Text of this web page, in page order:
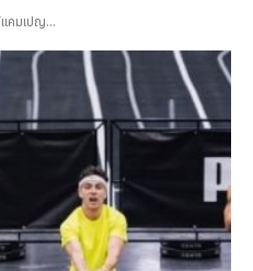
คมเปญ...